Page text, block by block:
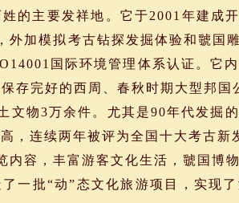
的主要发祥地。它于2001年建成
外加模拟考古钻探发掘体验和虢国
国际环境管理体系认证。它
存完好的西周、春秋时期大型邦
文物3万余件。尤其是90年代发掘
，连续两年被评为全国十大考古新
容，丰富游客文化生活，虢国博
一批“动”态文化旅游项目，实现